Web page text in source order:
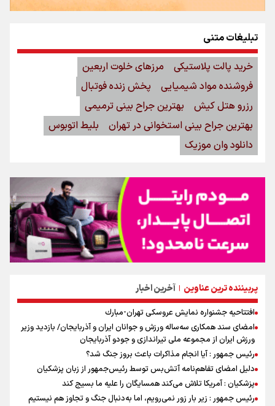
پربیننده ترین عناوین | آخرین اخبار
افتتاحیه جشنواره نمايش عروسكى تهران-مبارك
امضای سند همکاری سه‌ساله ورزش و جوانان ایران و آذربایجان/ بازدید وزیر
ورزش ایران از مجموعه ملی تیراندازی و جودو آذربایجان
رئیس جمهور : آیا انجام مذاکرات باعث بروز جنگ شد؟
دلیل امضای تفاهم‌نامه آتش‌بس توسط رئیس‌جمهور از زبان پزشکیان
پزشکیان : آمریکا تلاش می‌کند همسایگان را علیه ما بسیج کند
رئیس جمهور : زیر بار زور نمی‌رویم، اما به‌دنبال جنگ و تجاوز هم نیستیم
تبلیغات متنی
خرید پالت پلاستیکی
مرزهای خلوت اربعین
فروشنده مواد شیمیایی
پخش زنده فوتبال
رزرو هتل کیش
بهترین جراح بینی ترمیمی
بهترین جراح بینی استخوانی در تهران
بلیط اتوبوس
دانلود وان موزیک